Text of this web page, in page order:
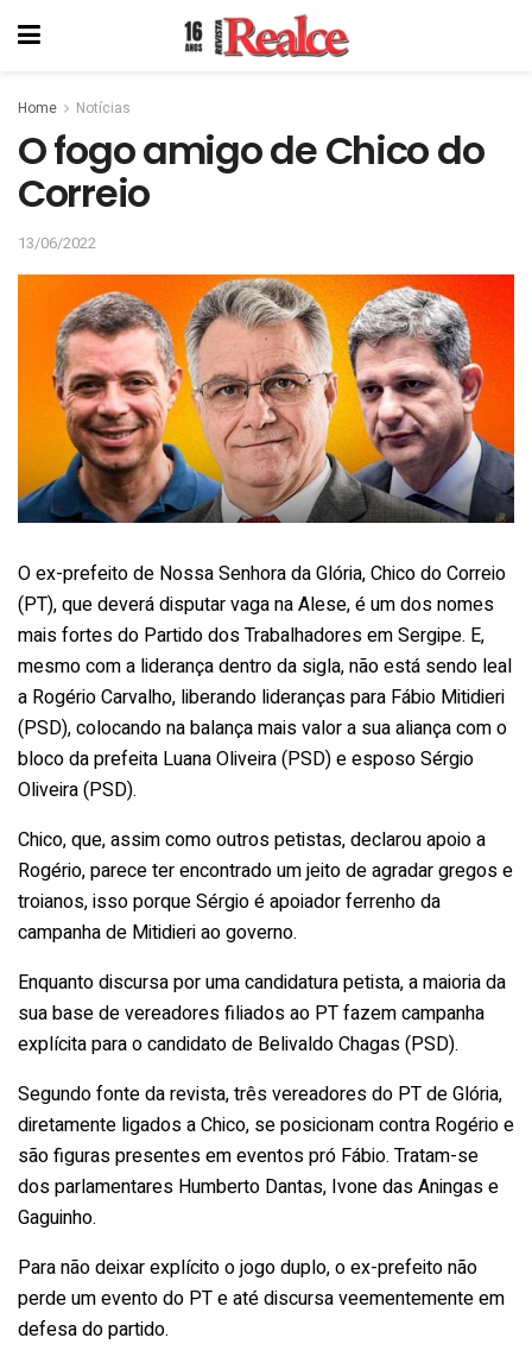
Home Notícias
O fogo amigo de Chico do
Correio
13/06/2022
O ex-prefeito de Nossa Senhora da Glória, Chico do Correio
(PT), que deverá disputar vaga na Alese, é um dos nomes
mais fortes do Partido dos Trabalhadores em Sergipe. E,
mesmo com a liderança dentro da sigla, não está sendo leal
a Rogério Carvalho, liberando lideranças para Fábio Mitidieri
(PSD), colocando na balança mais valor a sua aliança com o
bloco da prefeita Luana Oliveira (PSD) e esposo Sérgio
Oliveira (PSD).
Chico, que, assim como outros petistas, declarou apoio a
Rogério, parece ter encontrado um jeito de agradar gregos e
troianos, isso porque Sérgio é apoiador ferrenho da
campanha de Mitidieri ao governo.
Enquanto discursa por uma candidatura petista, a maioria da
sua base de vereadores filiados ao PT fazem campanha
explícita para o candidato de Belivaldo Chagas (PSD).
Segundo fonte da revista, três vereadores do PT de Glória,
diretamente ligados a Chico, se posicionam contra Rogério e
são figuras presentes em eventos pró Fábio. Tratam-se
dos parlamentares Humberto Dantas, Ivone das Aningas e
Gaguinho.
Para não deixar explícito o jogo duplo, o ex-prefeito não
perde um evento do PT e até discursa veementemente em
defesa do partido.